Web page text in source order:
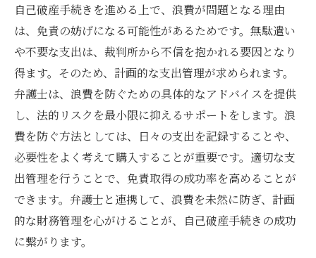
浪費を防ぐための生活習慣の見直し
免責を成功させるための弁護士推奨のステップ
免責成功への第一歩：弁護士の選び方
適切な書類準備とその重要性
弁護士が支援する法廷での手続き
債権者との交渉を円滑に進める方法
免責手続き中の重要なポイント
弁護士が提供する免責成功の実体験
弁護士による自己破産手続きの進行と注意点
自己破産手続きをスムーズに進めるための
準備
自己破産手続きを進める上で、浪費が問題となる理由
は、免責の妨げになる可能性があるためです。無駄遣い
や不要な支出は、裁判所から不信を抱かれる要因となり
得ます。そのため、計画的な支出管理が求められます。
弁護士は、浪費を防ぐための具体的なアドバイスを提供
し、法的リスクを最小限に抑えるサポートをします。浪
費を防ぐ方法としては、日々の支出を記録することや、
必要性をよく考えて購入することが重要です。適切な支
出管理を行うことで、免責取得の成功率を高めることが
できます。弁護士と連携して、浪費を未然に防ぎ、計画
的な財務管理を心がけることが、自己破産手続きの成功
に繋がります。